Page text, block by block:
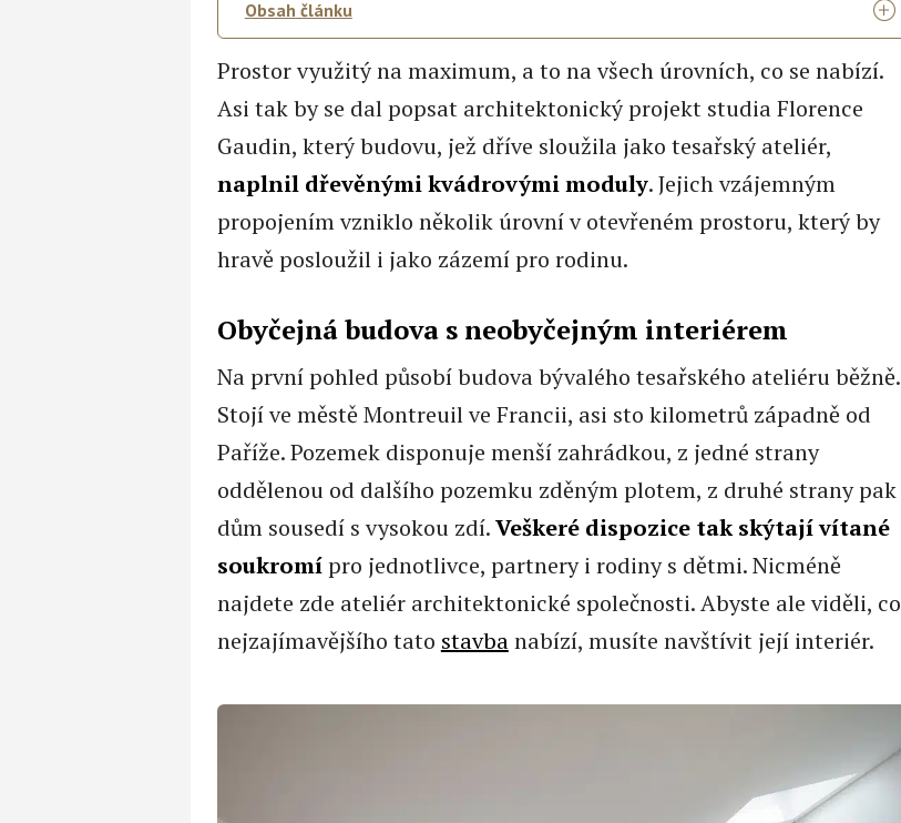
Obsah článku
Prostor využitý na maximum, a to na všech úrovních, co se nabízí.
Asi tak by se dal popsat architektonický projekt studia Florence
Gaudin, který budovu, jež dříve sloužila jako tesařský ateliér,
naplnil dřevěnými kvádrovými moduly. Jejich vzájemným
propojením vzniklo několik úrovní v otevřeném prostoru, který by
hravě posloužil i jako zázemí pro rodinu.
Obyčejná budova s neobyčejným interiérem
Na první pohled působí budova bývalého tesařského ateliéru běžně.
Stojí ve městě Montreuil ve Francii, asi sto kilometrů západně od
Paříže. Pozemek disponuje menší zahrádkou, z jedné strany
oddělenou od dalšího pozemku zděným plotem, z druhé strany pak
dům sousedí s vysokou zdí.Veškeré dispozice tak skýtají vítané
soukromípro jednotlivce, partnery i rodiny s dětmi. Nicméně
najdete zde ateliér architektonické společnosti. Abyste ale viděli, co
nejzajímavějšího tato stavbanabízí, musíte navštívit její interiér.